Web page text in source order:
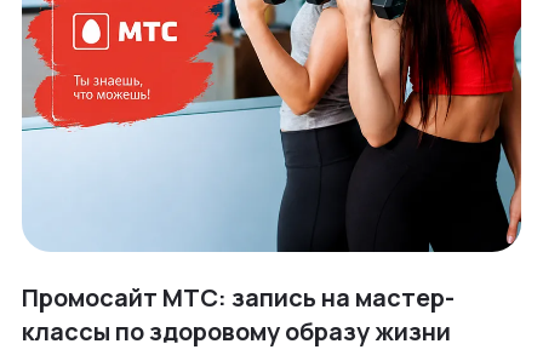
Промосайт МТС: запись на мастер-
классы по здоровому образу жизни